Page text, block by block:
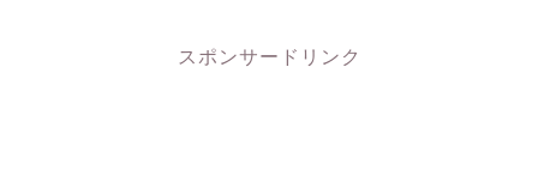
スポンサードリンク